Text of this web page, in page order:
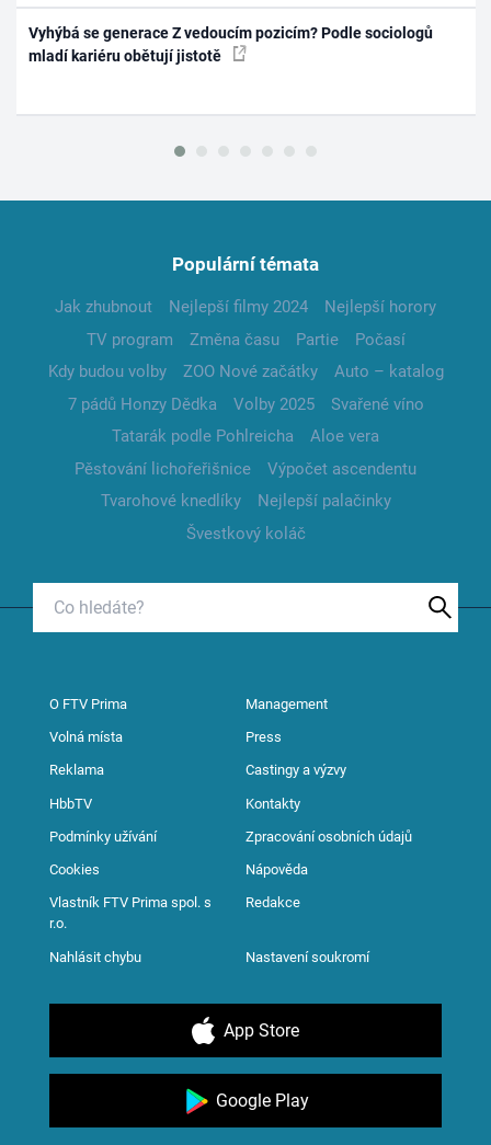
Vyhýbá se generace Z vedoucím pozicím? Podle sociologů
mladí kariéru obětují jistotě
Populární témata
Jak zhubnout Nejlepší filmy 2024
Nejlepší horory
TV program
Změna času Partie
Počasí
Kdy budou volby
ZOO Nové začátky
Auto – katalog
7 pádů Honzy Dědka
Volby 2025
Svařené víno
Tatarák podle Pohlreicha
Aloe vera
Pěstování lichořeřišnice
Výpočet ascendentu
Tvarohové knedlíky
Nejlepší palačinky
Švestkový koláč
O FTV Prima Management
Volná místa Press
Reklama Castingy a výzvy
HbbTV Kontakty
Podmínky užívání Zpracování osobních údajů
Cookies Nápověda
Vlastník FTV Prima spol. s
r.o.
Redakce
Nahlásit chybu Nastavení soukromí
App Store
Google Play